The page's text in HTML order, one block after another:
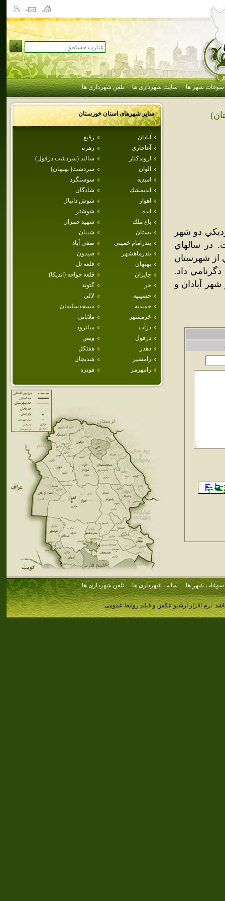
سوغات شهر ها سایت شهرداری ها تلفن شهرداری ها
سایر شهرهای استانخوزستان
آبادان
رفيع
آغاجاري
زهره
اروندكنار
سالند (سردشت دزفول)
الوان
سردشت( بهبهان)
اميديه
سوسنگرد
انديمشك
شادگان
اهواز
شوش دانيال
ايذه
شوشتر
باغ ملك
شهيد چمران
بستان
شيبان
بندرامام خميني
صفي آباد
بندرماهشهر
صيدون
بهبهان
قلعه تل
جايزان
قلعه خواجه (انديكا)
حر
گتوند
حسينيه
لالي
حميديه
مسجدسليمان
خرمشهر
ملاثاني
دزآب
ميانرود
دزفول
ويس
دهدز
هفتكل
رامشير
هنديجان
رامهرمز
هويزه
دو شهر
در سالهاي
از شهرستان
داد.
آبادان و
سوغات شهر ها سایت شهرداری ها تلفن شهرداری ها
نرم افزار آرشیو عکس و فیلم روابط عمومی